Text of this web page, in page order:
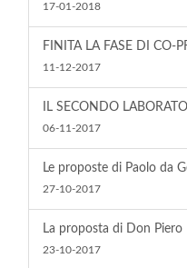
17-01-2018
FINITA LA FASE DI CO-
11-12-2017
IL SECONDO
06-11-2017
Le proposte di Paolo da
27-10-2017
La proposta di Don Piero
23-10-2017